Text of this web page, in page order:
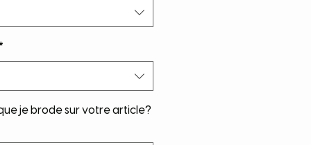
je brode sur votre article?